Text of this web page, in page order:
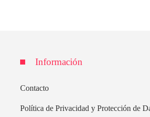
Información
Contacto
Política de Privacidad y Protección de